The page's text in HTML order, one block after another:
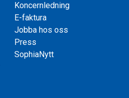
Koncernledning
E-faktura
Jobba hos oss
Press
SophiaNytt